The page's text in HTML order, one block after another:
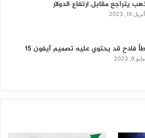
يتراجع مقابل ارتفاع الدولار
أبريل 19, 2023
فادح قد يحتوي عليه تصميم آيفون 15
مايو 9, 2023